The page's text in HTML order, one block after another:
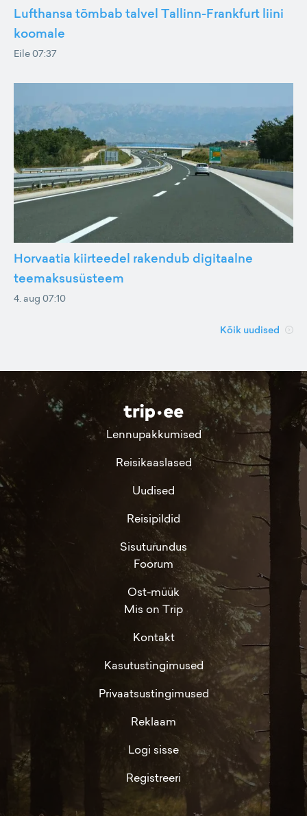
Lufthansa tõmbab talvel Tallinn-Frankfurt liini
koomale
Eile 07:37
Horvaatia kiirteedel rakendub digitaalne
teemaksusüsteem
4. aug 07:10
Kõik uudised
Lennupakkumised
Reisikaaslased
Uudised
Reisipildid
Sisuturundus
Foorum
Ost-müük
Mis on Trip
Kontakt
Kasutustingimused
Privaatsustingimused
Reklaam
Logi sisse
Registreeri